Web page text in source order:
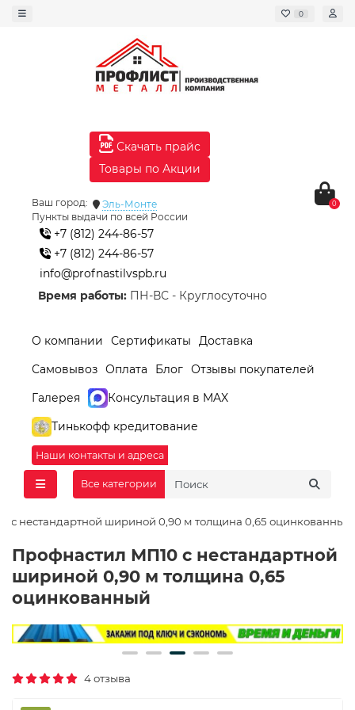
0
Скачать прайс
Товары по Акции
Ваш город:
Эль-Монте
Пункты выдачи по всей России
+7 (812) 244-86-57
+7 (812) 244-86-57
info@profnastilvspb.ru
Время работы: ПН-ВС - Круглосуточно
0
О компании Сертификаты
Доставка
Самовывоз Оплата Блог Отзывы покупателей
Галерея
Консультация в MAX
Тинькофф кредитование
Наши контакты и адреса
Все категории
с нестандартной шириной 0,90 м толщина 0,65 оцинкованный
Профнастил МП10 с нестандартной
шириной 0,90 м толщина 0,65
оцинкованный
4 отзыва